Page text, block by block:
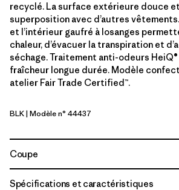
recyclé. La surface extérieure douce
superposition avec d’autres
et l’intérieur gaufré à losanges
chaleur, d’évacuer la transpiration et
séchage. Traitement anti-odeurs
fraîcheur longue durée. Modèle
atelier Fair Trade Certified™.
Black
BLK| Modèle n° 44437
Coupe
Spécifications et caractéristiques